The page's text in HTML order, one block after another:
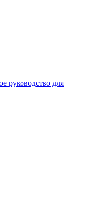
руководство для